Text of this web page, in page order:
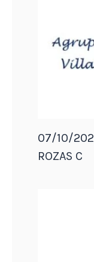
07/10/
ROZAS C